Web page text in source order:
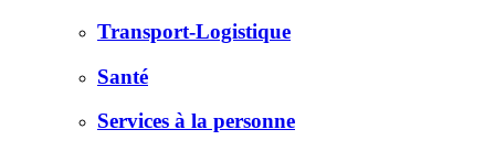
Transport-Logistique
Santé
Services à la personne